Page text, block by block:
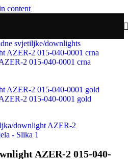
content
svjetiljke/downlights
2 015-040-0001 crna
2 015-040-0001 gold
AZER-2 015-040-